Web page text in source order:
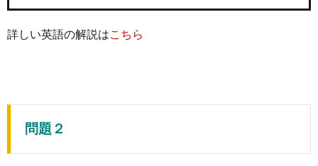
詳しい英語の解説はこちら
問題２